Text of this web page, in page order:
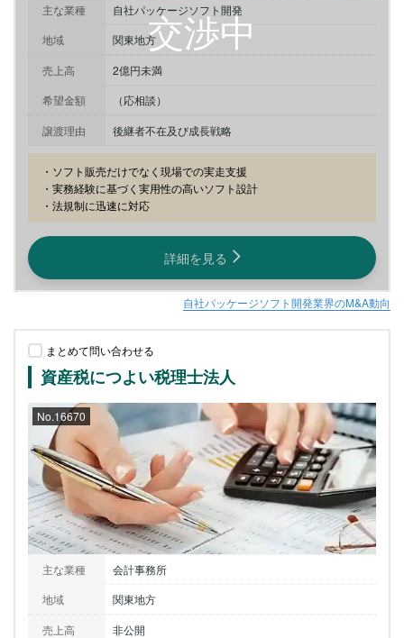
主な業種
自社パッケージソフト開発
地域
関東地方
売上高
2億円未満
希望金額
（応相談）
譲渡理由
後継者不在及び成長戦略
・ソフト販売だけでなく現場での実走支援
・実務経験に基づく実用性の高いソフト設計
・法規制に迅速に対応
詳細を見る
自社パッケージソフト開発業界のM&A動向
まとめて問い合わせる
資産税につよい税理士法人
No.16670
主な業種
会計事務所
地域
関東地方
売上高
非公開